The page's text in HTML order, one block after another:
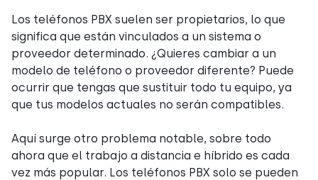
Los teléfonos PBX suelen ser propietarios, lo que
significa que están vinculados a un sistema o
proveedor determinado. ¿Quieres cambiar a un
modelo de teléfono o proveedor diferente? Puede
ocurrir que tengas que sustituir todo tu equipo, ya
que tus modelos actuales no serán compatibles.
Aquí surge otro problema notable, sobre todo
ahora que el trabajo a distancia e híbrido es cada
vez más popular. Los teléfonos PBX solo se pueden